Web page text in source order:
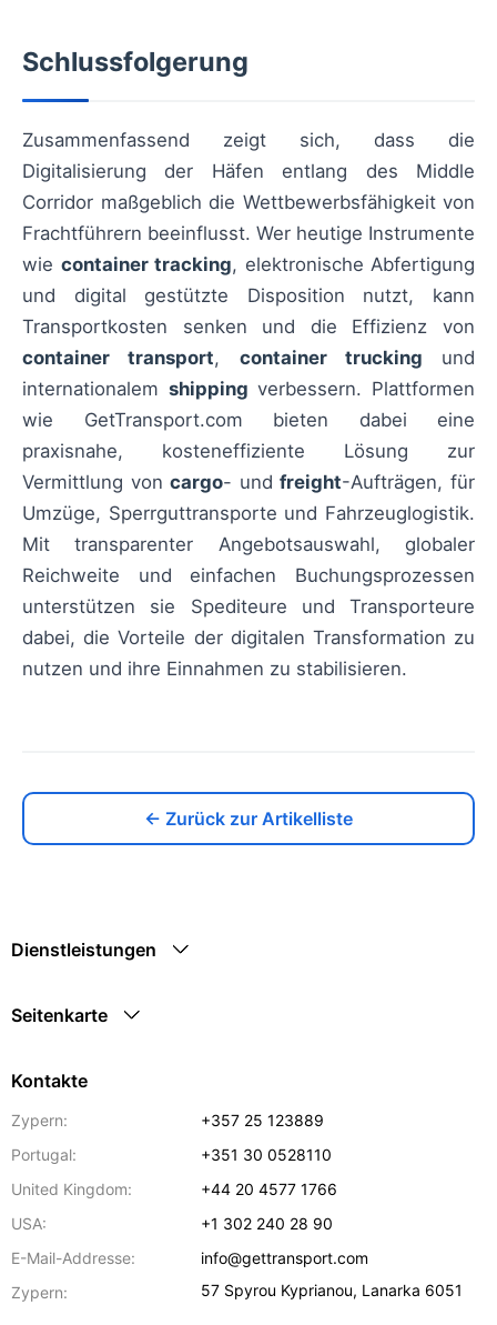
Schlussfolgerung
Zusammenfassend zeigt sich, dass die
Digitalisierung der Häfen entlang des Middle
Corridor maßgeblich die Wettbewerbsfähigkeit von
Frachtführern beeinflusst. Wer heutige Instrumente
wie container tracking, elektronische Abfertigung
und digital gestützte Disposition nutzt, kann
Transportkosten senken und die Effizienz von
container transport, container trucking und
internationalem shipping verbessern. Plattformen
wie GetTransport.com bieten dabei eine
praxisnahe, kosteneffiziente Lösung zur
Vermittlung voncargo- undfreight-Aufträgen, für
Umzüge, Sperrguttransporte und Fahrzeuglogistik.
Mit transparenter Angebotsauswahl, globaler
Reichweite und einfachen Buchungsprozessen
unterstützen sie Spediteure und Transporteure
dabei, die Vorteile der digitalen Transformation zu
nutzen und ihre Einnahmen zu stabilisieren.
← Zurück zur Artikelliste
Dienstleistungen
Seitenkarte
Kontakte
Zypern:
+357 25 123889
Portugal:
+351 30 0528110
United Kingdom:
+44 20 4577 1766
USA:
+1 302 240 28 90
E-Mail-Addresse:
info@gettransport.com
Zypern:
57 Spyrou Kyprianou, Lanarka 6051